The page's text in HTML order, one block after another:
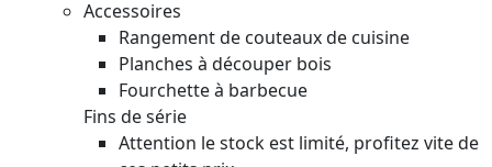
Accessoires
Rangement de couteaux de cuisine
Planches à découper bois
Fourchette à barbecue
Fins de série
Attention le stock est limité, profitez vite de